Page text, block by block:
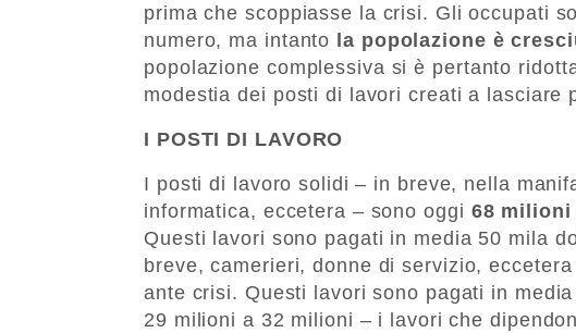
prima che scoppiasse la crisi. Gli occupati
numero, ma intanto la popolazione è
popolazione complessiva si è pertanto
modestia dei posti di lavori creati a lasciare
I POSTI DI LAVORO
I posti di lavoro solidi – in breve, nella
informatica, eccetera – sono oggi 68
Questi lavori sono pagati in media 50 mila
breve, camerieri, donne di servizio,
ante crisi. Questi lavori sono pagati in
29 milioni a 32 milioni – i lavori che